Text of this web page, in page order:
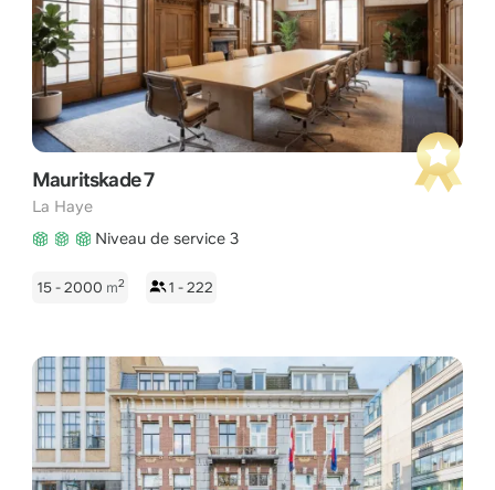
Mauritskade 7
La Haye
Niveau de service 3
15 - 2000 m2 1 - 222